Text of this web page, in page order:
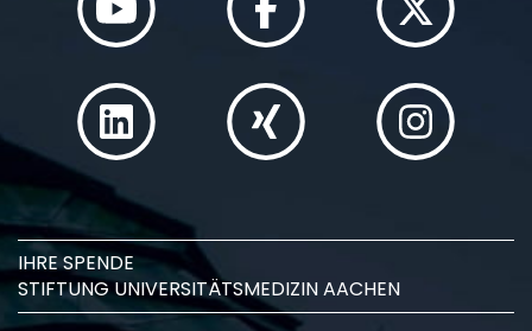
IHRE SPENDE
STIFTUNG UNIVERSITÄTSMEDIZIN AACHEN